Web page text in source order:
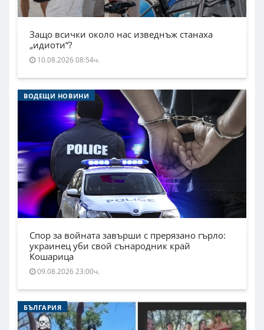
Защо всички около нас изведнъж станаха
„идиоти“?
10.08.2026 08:54ч.
ВОДЕЩИ НОВИНИ
Спор за войната завърши с прерязано гърло:
украинец уби свой сънародник край
Кошарица
09.08.2026 23:00ч.
БЪЛГАРИЯ